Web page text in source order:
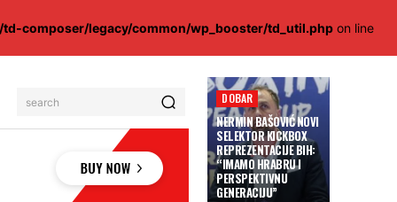
composer/legacy/common/wp_booster/td_util.php on line
search DOBAR
NERMIN BAŠOVIĆ NOVI
SELEKTOR KICKBOX
REPREZENTACIJE BIH:
“IMAMO HRABRU I
PERSPEKTIVNU
GENERACIJU”